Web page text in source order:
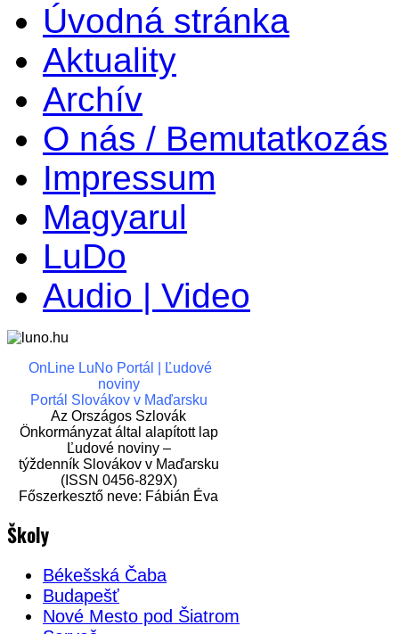
Úvodná stránka
Aktuality
Archív
O nás / Bemutatkozás
Impressum
Magyarul
LuDo
Audio | Video
OnLine LuNo Portál | Ľudové
noviny
Portál Slovákov v Maďarsku
Az Országos Szlovák
Önkormányzat által alapított lap
Ľudové noviny –
týždenník Slovákov v Maďarsku
(ISSN 0456-829X)
Főszerkesztő neve: Fábián Éva
Školy
Békešská Čaba
Budapešť
Nové Mesto pod Šiatrom